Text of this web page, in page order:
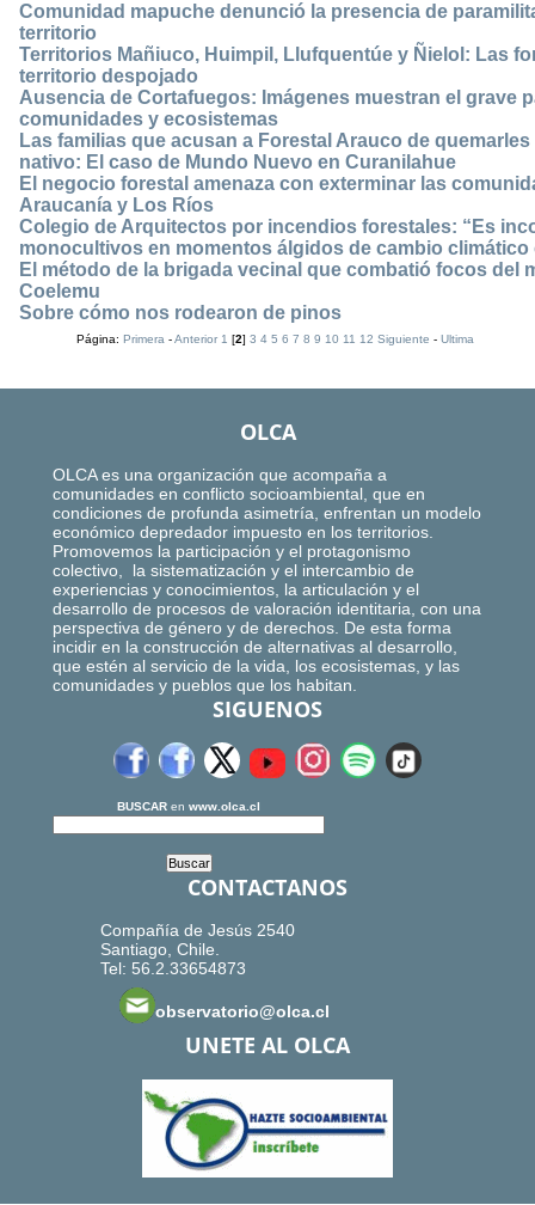
Comunidad mapuche denunció la presencia de
territorio
Territorios Mañiuco, Huimpil, Llufquentúe y Ñielol: Las
territorio despojado
Ausencia de Cortafuegos: Imágenes muestran el grave
comunidades y ecosistemas
Las familias que acusan a Forestal Arauco de
nativo: El caso de Mundo Nuevo en Curanilahue
El negocio forestal amenaza con exterminar las
Araucanía y Los Ríos
Colegio de Arquitectos por incendios forestales: “Es
monocultivos en momentos álgidos de cambio climático
El método de la brigada vecinal que combatió focos del
Coelemu
Sobre cómo nos rodearon de pinos
Página:Primera -Anterior 1 [2]3 4 5 6 7 8 9 10 11 12 Siguiente -Ultima
OLCA
OLCA es una organización que acompaña a
comunidades en conflicto socioambiental, que en
condiciones de profunda asimetría, enfrentan un modelo
económico depredador impuesto en los territorios.
Promovemos la participación y el protagonismo
colectivo, la sistematización y el intercambio de
experiencias y conocimientos, la articulación y el
desarrollo de procesos de valoración identitaria, con una
perspectiva de género y de derechos. De esta forma
incidir en la construcción de alternativas al desarrollo,
que estén al servicio de la vida, los ecosistemas, y las
comunidades y pueblos que los habitan.
SIGUENOS
BUSCAR en www.olca.cl
CONTACTANOS
Compañía de Jesús 2540
Santiago, Chile.
Tel: 56.2.33654873
observatorio@olca.cl
UNETE AL OLCA